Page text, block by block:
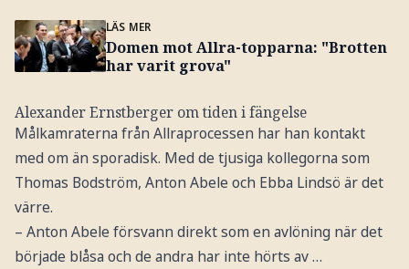
LÄS MER
Domen mot Allra-topparna: "Brotten
har varit grova"
Alexander Ernstberger om tiden i fängelse
Målkamraterna från Allraprocessen har han kontakt
med om än sporadisk. Med de tjusiga kollegorna som
Thomas Bodström, Anton Abele och Ebba Lindsö är det
värre.
– Anton Abele försvann direkt som en avlöning när det
började blåsa och de andra har inte hörts av …